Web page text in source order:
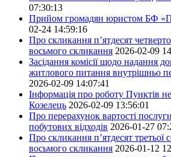
07:30:13
Прийом громадян юристом БФ
02-24 14:59:16
Про скликання п’ятдесят
восьмого скликання 2026-02-09
Засідання комісії щодо надання
житлового питання внутрішньо
2026-02-09 14:07:41
Інформація про роботу Пунктів
Козелець 2026-02-09 13:56:01
Про перерахунок вартості
побутових відходів 2026-01-27
Про скликання п’ятдесят третьої
восьмого скликання 2026-01-12